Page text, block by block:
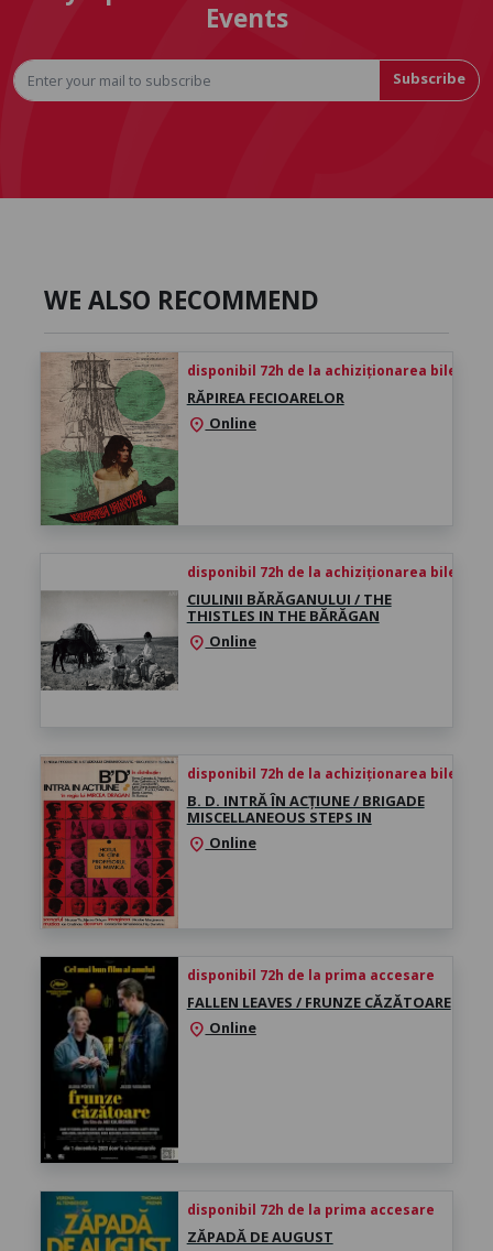
Events
Subscribe
WE ALSO RECOMMEND
disponibil 72h de la achiziționarea biletului
RĂPIREA FECIOARELOR
location_on Online
disponibil 72h de la achiziționarea biletului
CIULINII BĂRĂGANULUI / THE
THISTLES IN THE BĂRĂGAN
location_on Online
disponibil 72h de la achiziționarea biletului
B. D. INTRĂ ÎN ACȚIUNE / BRIGADE
MISCELLANEOUS STEPS IN
location_on Online
disponibil 72h de la prima accesare
FALLEN LEAVES / FRUNZE CĂZĂTOARE
location_on Online
disponibil 72h de la prima accesare
ZĂPADĂ DE AUGUST